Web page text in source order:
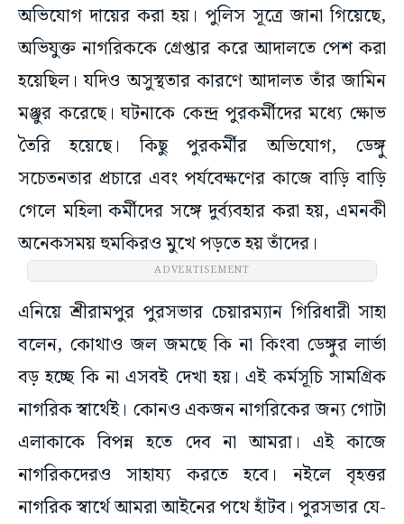
অভিযোগ দায়ের করা হয়। পুলিস সূত্রে জানা গিয়েছে,
অভিযুক্ত নাগরিককে গ্রেপ্তার করে আদালতে পেশ করা
হয়েছিল। যদিও অসুস্থতার কারণে আদালত তাঁর জামিন
মঞ্জুর করেছে। ঘটনাকে কেন্দ্র পুরকর্মীদের মধ্যে ক্ষোভ
তৈরি হয়েছে। কিছু পুরকর্মীর অভিযোগ, ডেঙ্গু
সচেতনতার প্রচারে এবং পর্যবেক্ষণের কাজে বাড়ি বাড়ি
গেলে মহিলা কর্মীদের সঙ্গে দুর্ব্যবহার করা হয়, এমনকী
অনেকসময় হুমকিরও মুখে পড়তে হয় তাঁদের।
ADVERTISEMENT
এনিয়ে শ্রীরামপুর পুরসভার চেয়ারম্যান গিরিধারী সাহা
বলেন, কোথাও জল জমছে কি না কিংবা ডেঙ্গুর লার্ভা
বড় হচ্ছে কি না এসবই দেখা হয়। এই কর্মসূচি সামগ্রিক
নাগরিক স্বার্থেই। কোনও একজন নাগরিকের জন্য গোটা
এলাকাকে বিপন্ন হতে দেব না আমরা। এই কাজে
নাগরিকদেরও সাহায্য করতে হবে। নইলে বৃহত্তর
নাগরিক স্বার্থে আমরা আইনের পথে হাঁটব। পুরসভার যে-